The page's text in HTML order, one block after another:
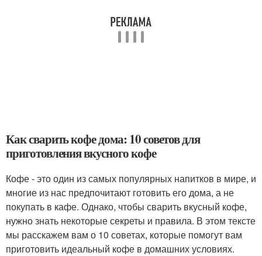
Как сварить кофе дома: 10 советов для
приготовления вкусного кофе
Кофе - это один из самых популярных напитков в мире, и
многие из нас предпочитают готовить его дома, а не
покупать в кафе. Однако, чтобы сварить вкусный кофе,
нужно знать некоторые секреты и правила. В этом тексте
мы расскажем вам о 10 советах, которые помогут вам
приготовить идеальный кофе в домашних условиях.